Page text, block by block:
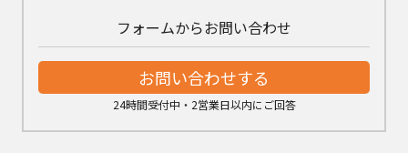
フォームからお問い合わせ
お問い合わせする
24時間受付中・2営業日以内にご回答